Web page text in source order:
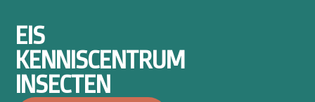
EIS
KENNISCENTRUM
INSECTEN